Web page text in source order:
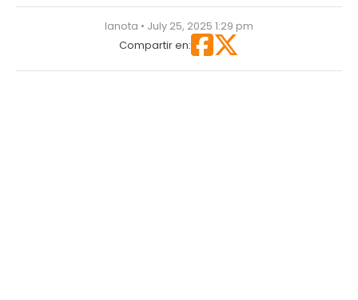
lanota • July 25, 2025 1:29 pm
Compartir en: